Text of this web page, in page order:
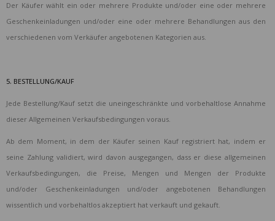
Der Käufer wählt ein oder mehrere Produkte und/oder eine oder mehrere
Geschenkeinladungen und/oder eine oder mehrere Behandlungen aus den
verschiedenen vom Verkäufer angebotenen Kategorien aus.
5. BESTELLUNG/KAUF
Jede Bestellung/Kauf setzt die uneingeschränkte und vorbehaltlose Annahme
dieser Allgemeinen Verkaufsbedingungen voraus.
Ab dem Moment, in dem der Käufer seinen Kauf registriert hat, indem er
seine Zahlung validiert, wird davon ausgegangen, dass er diese allgemeinen
Verkaufsbedingungen, die Preise, Mengen und Mengen der Produkte
und/oder Geschenkeinladungen und/oder angebotenen Behandlungen
wissentlich und vorbehaltlos akzeptiert hat verkauft und gekauft.